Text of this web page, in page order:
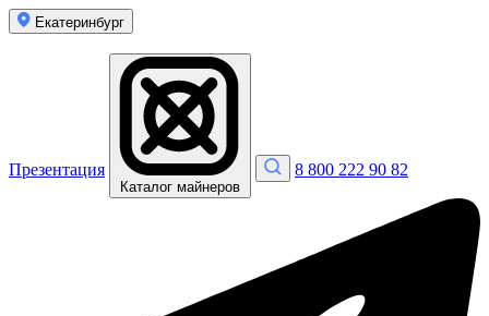
Екатеринбург
Презентация
Каталог майнеров
8 800 222 90 82